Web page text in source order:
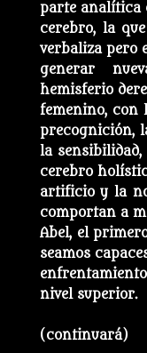
parte analítica
cerebro, la
verbaliza pero
generar
hemisferio
femenino, con
precognición,
la
cerebro
artificio y la
comportan a
Abel, el
seamos
nivel superior.
(continuará)